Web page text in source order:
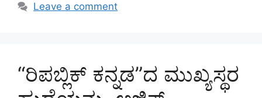
Leave a comment
“ರಿಪಬ್ಲಿಕ್ ಕನ್ನಡ”ದ ಮುಖ್ಯಸ್ಥರ